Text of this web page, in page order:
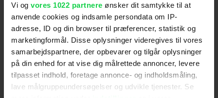
Vi og vores 1022 partnere ønsker dit samtykke til at
anvende cookies og indsamle persondata om IP-
adresse, ID og din browser til præferencer, statistik og
marketingformål. Disse oplysninger videregives til vores
samarbejdspartnere, der opbevarer og tilgår oplysninger
på din enhed for at vise dig målrettede annoncer, levere
tilpasset indhold, foretage annonce- og indholdsmåling,
lave målgruppeundersøgelser og udvikle tjenester. Se
Følg os for de seneste nyheder, konkurrencer
samt film- og serietips:
Mest læste nyheder